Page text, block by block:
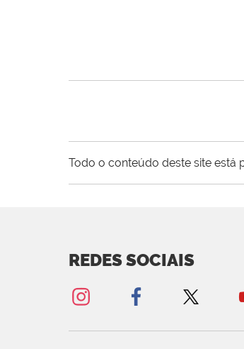
Todo o conteúdo deste site está
REDES SOCIAIS